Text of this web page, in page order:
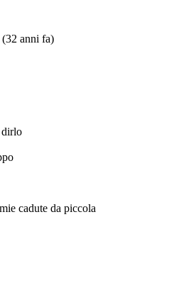
(32 anni fa)
dirlo
cadute da piccola